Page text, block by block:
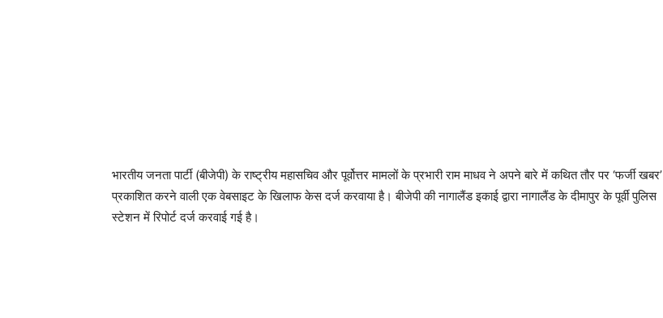
भारतीय जनता पार्टी (बीजेपी) के राष्ट्रीय महासचिव और पूर्वोत्तर मामलों के प्रभारी राम माधव ने अपने बारे में कथित तौर पर ‘फर्जी खबर’
प्रकाशित करने वाली एक वेबसाइट के खिलाफ केस दर्ज करवाया है। बीजेपी की नागालैंड इकाई द्वारा नागालैंड के दीमापुर के पूर्वी पुलिस
स्टेशन में रिपोर्ट दर्ज करवाई गई है।